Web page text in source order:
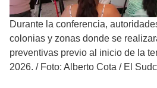
Durante la conferencia,
colonias y zonas donde se
preventivas previo al inicio de la
2026. / Foto: Alberto Cota / El